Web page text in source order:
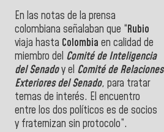
En las notas de la prensa
colombiana señalaban que “Rubio
viaja hasta Colombia en calidad de
miembro del Comité de Inteligencia
del Senadoy el Comité de Relaciones
Exteriores del Senado, para tratar
temas de interés. El encuentro
entre los dos políticos es de socios
y fraternizan sin protocolo”.